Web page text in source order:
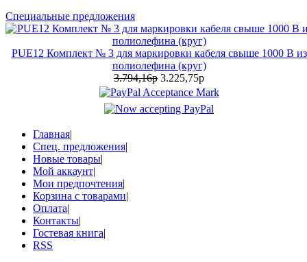
Специальные предложения
PUE12 Комплект № 3 для маркировки кабеля свыше 1000 В из
полиолефина (круг)
3.794,16р 3.225,75р
Главная|
Спец. предложения|
Новые товары|
Мой аккаунт|
Мои предпочтения|
Корзина с товарами|
Оплата|
Контакты|
Гостевая книга|
RSS